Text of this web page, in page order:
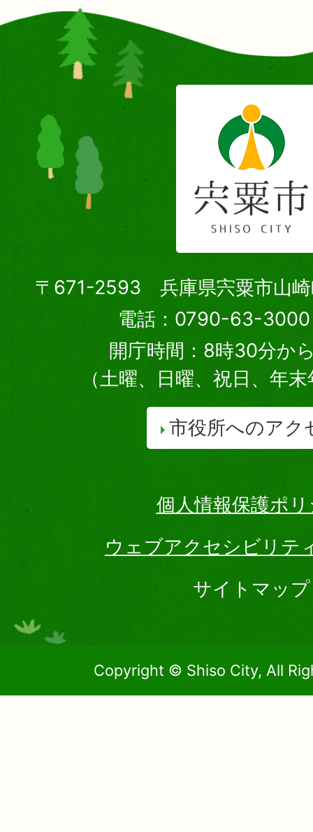
〒671-2593 兵庫県宍粟市山崎
電話：0790-63-3000
開庁時間：8時30分か
（土曜、日曜、祝日、年
市役所へのアク
個人情報保護ポ
ウェブアクセシビリテ
サイトマップ
Copyright © Shiso City, All